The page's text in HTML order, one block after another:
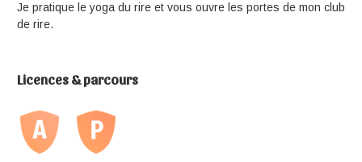
Je pratique le yoga du rire et vous ouvre les portes de mon club
de rire.
Licences & parcours